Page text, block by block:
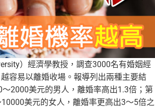
）經濟學教授，調查3000名有婚姻經
容易以離婚收場。報導列出兩種主要結
2000美元的男人，離婚率高出1.3倍；第
美元的女人，離婚率更高出3～5倍之